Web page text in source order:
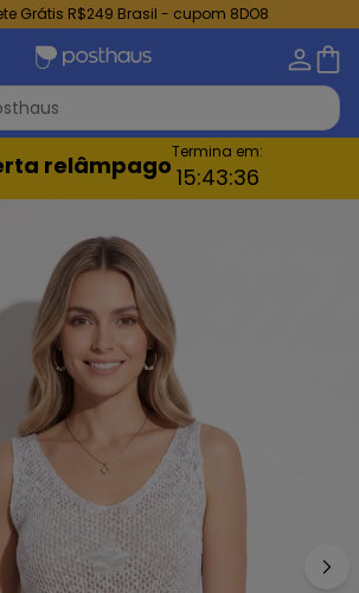
Grátis R$249 Brasil - cupom 8DO8
relâmpagoTermina em:
15:43:34